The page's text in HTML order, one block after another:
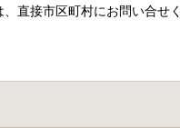
直接市区町村にお問い合せく